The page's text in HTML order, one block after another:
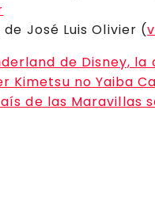
José Luis Olivier (
de Disney,
Kimetsu no Yaiba
de las Maravillas